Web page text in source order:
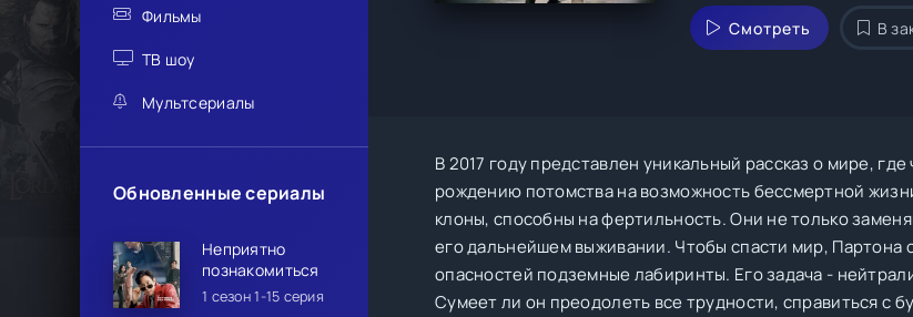
Фильмы
ТВ шоу
Мультсериалы
Обновленные сериалы
Неприятно
познакомиться
1 сезон 1-15 серия
Смотреть В
В 2017 году представлен уникальный рассказ о мире,
рождению потомства на возможность бессмертной
клоны, способны на фертильность. Они не только
его дальнейшем выживании. Чтобы спасти мир, Партона
опасностей подземные лабиринты. Его задача -
Сумеет ли он преодолеть все трудности, справиться с